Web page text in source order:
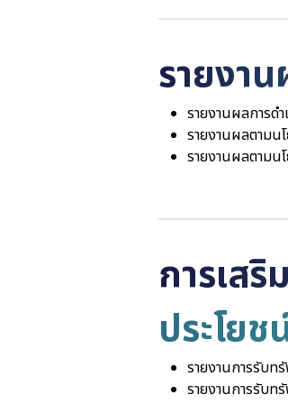
รายงา
รายงานผลการด
รายงานผลตามน
รายงานผลตามน
การเส
ประโย
รายงานการรับท
รายงานการรับท